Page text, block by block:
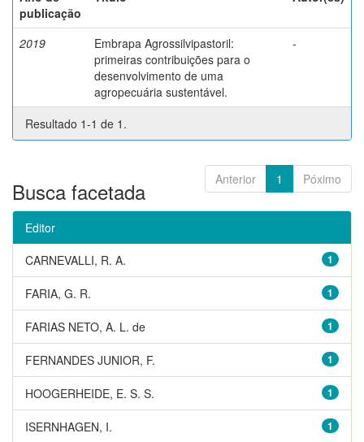
publicação
2019
Embrapa Agrossilvipastoril:
primeiras contribuições para o
desenvolvimento de uma
agropecuária sustentável.
-
Resultado 1-1 de 1.
Anterior 1 Póximo
Busca facetada
Editor
1
CARNEVALLI, R. A.
1
FARIA, G. R.
1
FARIAS NETO, A. L. de
1
FERNANDES JUNIOR, F.
1
HOOGERHEIDE, E. S. S.
1
ISERNHAGEN, I.